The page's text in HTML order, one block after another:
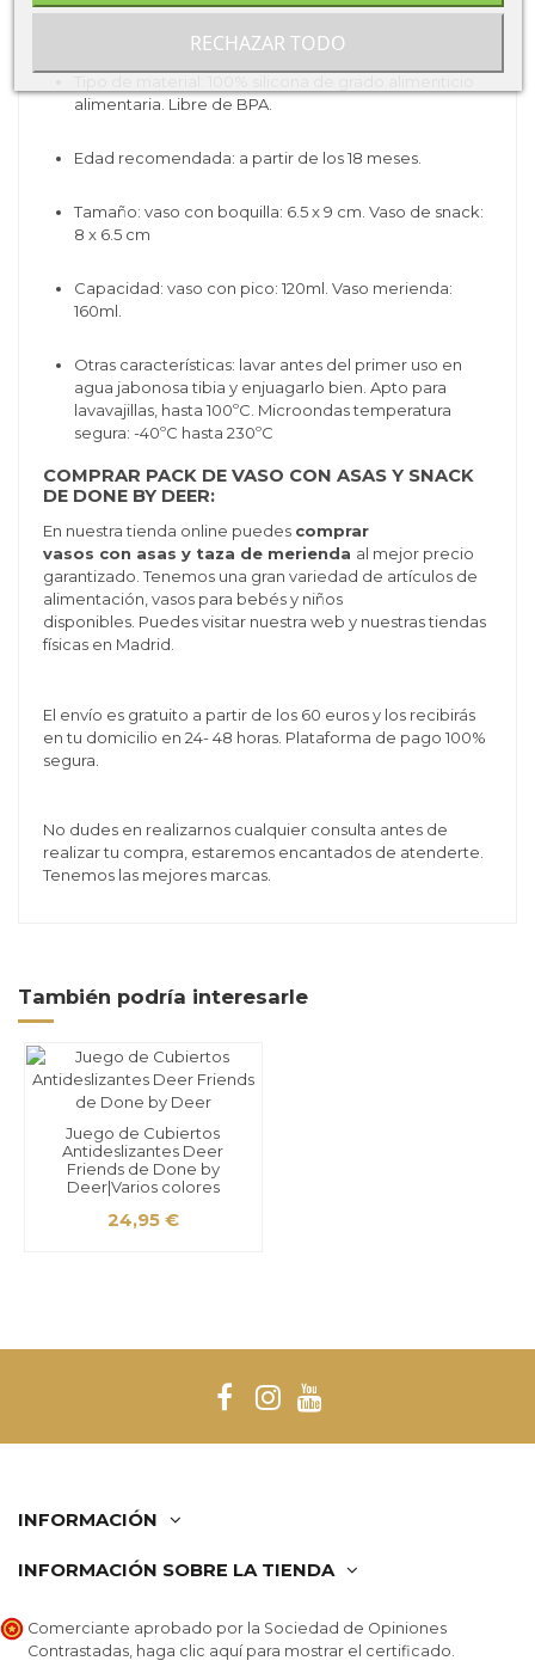
alimentaria. Libre de BPA.
Edad recomendada: a partir de los 18 meses.
Tamaño: vaso con boquilla: 6.5 x 9 cm. Vaso de snack:
8 x 6.5 cm
Capacidad: vaso con pico: 120ml. Vaso merienda:
160ml.
Otras características: lavar antes del primer uso en
agua jabonosa tibia y enjuagarlo bien. Apto para
lavavajillas, hasta 100ºC. Microondas temperatura
segura: -40ºC hasta 230ºC
COMPRAR PACK DE VASO CON ASAS Y SNACK
DE DONE BY DEER:
En nuestra tienda online puedes comprar
vasos con asas y taza de merienda al mejor precio
garantizado. Tenemos una gran variedad de artículos de
alimentación, vasos para bebés y niños
disponibles. Puedes visitar nuestra web y nuestras tiendas
físicas en Madrid.
El envío es gratuito a partir de los 60 euros y los recibirás
en tu domicilio en 24- 48 horas. Plataforma de pago 100%
segura.
No dudes en realizarnos cualquier consulta antes de
realizar tu compra, estaremos encantados de atenderte.
Tenemos las mejores marcas.
También podría interesarle
Juego de Cubiertos
Antideslizantes Deer
Friends de Done by
Deer|Varios colores
24,95 €
INFORMACIÓN
INFORMACIÓN SOBRE LA TIENDA
RECHAZAR TODO
Comerciante aprobado por la Sociedad de Opiniones
Contrastadas, haga clic aquí para mostrar el certificado